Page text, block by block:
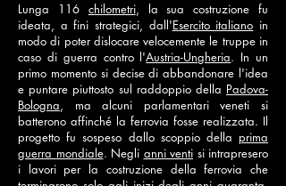
Lunga 116 chilometri, la sua costruzione fu
ideata, a fini strategici, dall'Esercito italiano in
modo di poter dislocare velocemente le truppe in
caso di guerra contro l'Austria-Ungheria. In un
primo momento si decise di abbandonare l'idea
e puntare piuttosto sul raddoppio della Padova-
Bologna, ma alcuni parlamentari veneti si
batterono affinché la ferrovia fosse realizzata. Il
progetto fu sospeso dallo scoppio della prima
guerra mondiale. Negli anni venti si intrapresero
i lavori per la costruzione della ferrovia che